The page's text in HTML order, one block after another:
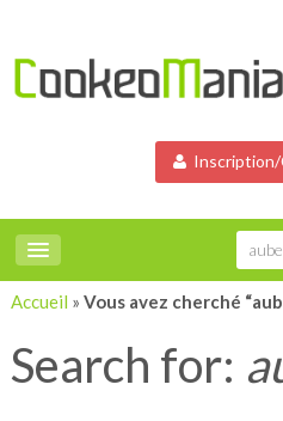
Inscription/
Accueil » Vous avez cherché
Search for: